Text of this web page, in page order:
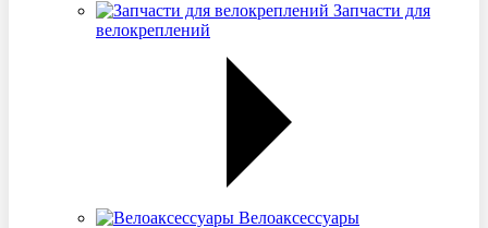
Запчасти для
велокреплений
Велоаксессуары